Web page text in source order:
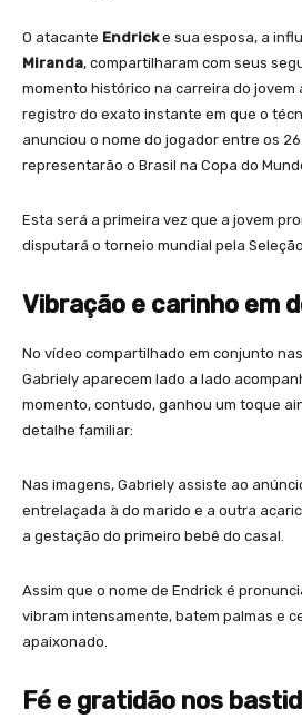
O atacante Endricke sua esposa, a
Miranda, compartilharam com seus
momento histórico na carreira do jovem
registro do exato instante em que o
anunciou o nome do jogador entre os
representarão o Brasil na Copa do
Esta será a primeira vez que a jovem
disputará o torneio mundial pela
Vibração e carinho em
No vídeo compartilhado em conjunto
Gabriely aparecem lado a lado
momento, contudo, ganhou um toque
detalhe familiar:
Nas imagens, Gabriely assiste ao
entrelaçada à do marido e a outra
a gestação do primeiro bebê do casal.
Assim que o nome de Endrick é
vibram intensamente, batem palmas e
apaixonado.
Fé e gratidão nos